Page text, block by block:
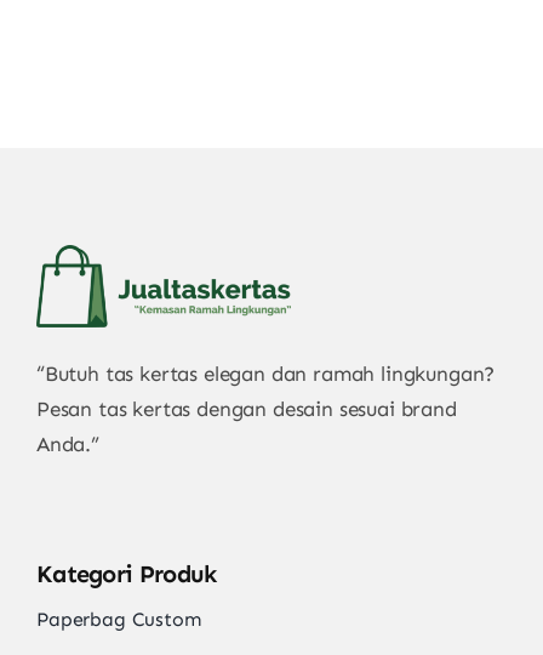
“Butuh tas kertas elegan dan ramah lingkungan?
Pesan tas kertas dengan desain sesuai brand
Anda.”
Kategori Produk
Paperbag Custom